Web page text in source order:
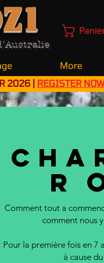
More
2026 | REGISTER NOW
r
Comment tout a
comment nous
Pour la première fois en 7
à cause